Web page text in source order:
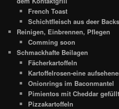
French Toast
Schichtfleisch aus deer
Reinigen, Einbrennen, Pflegen
Comming soon
Schmackhafte Beilagen
Fächerkartoffeln
Kartoffelrosen-eine
Onionrings im Baconmantel
Pimientos mit Cheddar gefüllt
Pizzakartoffeln